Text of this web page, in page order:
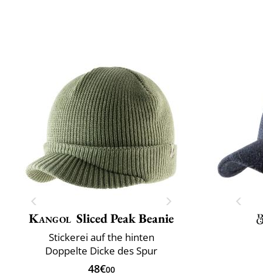
Kangol Sliced Peak Beanie
Stickerei auf the hinten
Doppelte Dicke des Spur
48€00